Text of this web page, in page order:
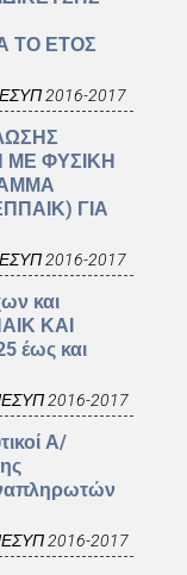
ΤΟ ΕΤΟΣ
2016-2017
ΜΕ ΦΥΣΙΚΗ
ΓΙΑ
2016-2017
και
ΚΑΙ
έως και
2016-2017
Α/
2016-2017